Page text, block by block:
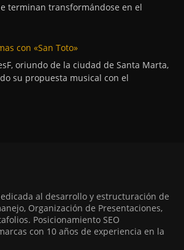
terminan transformándose en el
con «San Toto»
oriundo de la ciudad de Santa Marta,
su propuesta musical con el
al desarrollo y estructuración de
Organización de Presentaciones,
Posicionamiento SEO
con 10 años de experiencia en la